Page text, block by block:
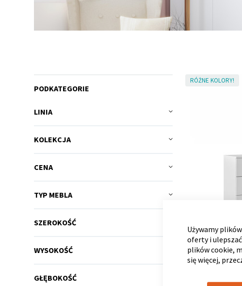
Używamy
oferty i
plików cookie,
się więcej,
RÓŻNE KOLORY!
KOMODA 55
55 x45 x104.4 cm
PODKATEGORIE
LINIA
KOLEKCJA
CENA
TYP MEBLA
SZEROKOŚĆ
WYSOKOŚĆ
GŁĘBOKOŚĆ